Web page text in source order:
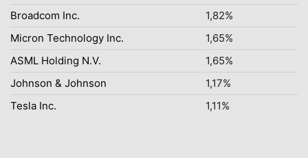
Broadcom Inc.
1,82%
Micron Technology Inc.
1,65%
ASML Holding N.V.
1,65%
Johnson & Johnson
1,17%
Tesla Inc.
1,11%